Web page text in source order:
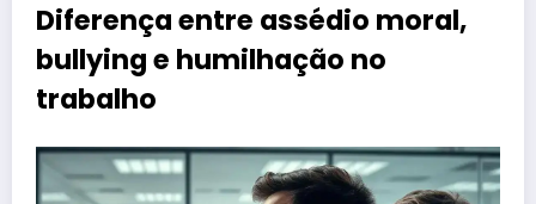
Diferença entre assédio moral,
bullying e humilhação no
trabalho